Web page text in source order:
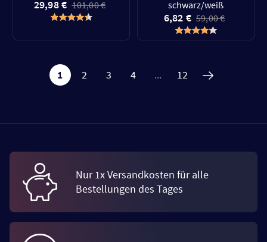
29,98 € 101,00 €
schwarz/weiß
6,82 € 59,00 €
1 2 3 4 ... 12
Nur 1x Versandkosten für alle
Bestellungen des Tages